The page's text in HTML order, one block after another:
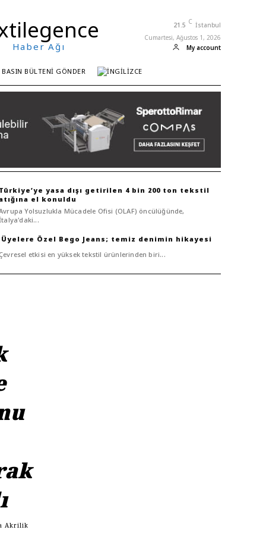
Haber Ağı
21.5 C İstanbul
Cumartesi, Ağustos 1, 2026
My account
BASIN BÜLTENI GÖNDER
yasa dışı getirilen 4 bin 200 ton tekstil
el konuldu
Yolsuzlukla Mücadele Ofisi (OLAF) öncülüğünde,
Bego Jeans; temiz denimin hikayesi
etkisi en yüksek tekstil ürünlerinden biri...
Akrilik